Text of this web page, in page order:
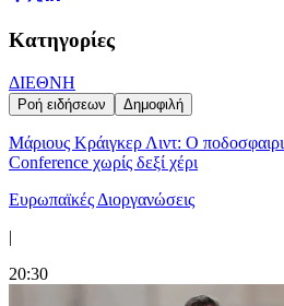
Κατηγορίες
ΔΙΕΘΝΗ
Ροή ειδήσεων Δημοφιλή
Μάριους Κράιγκερ Λιντ: Ο
Conference χωρίς δεξί χέρι
Ευρωπαϊκές Διοργανώσεις
|
20:30